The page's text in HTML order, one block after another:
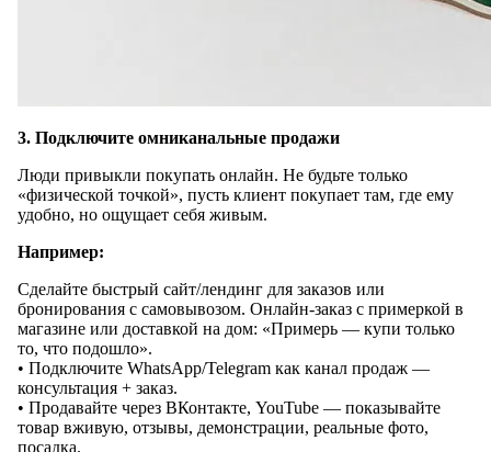
3. Подключите омниканальные продажи
Люди привыкли покупать онлайн. Не будьте только
«физической точкой», пусть клиент покупает там, где ему
удобно, но ощущает себя живым.
Например:
Сделайте быстрый сайт/лендинг для заказов или
бронирования с самовывозом. Онлайн-заказ с примеркой в
магазине или доставкой на дом: «Примерь — купи только
то, что подошло».
• Подключите WhatsApp/Telegram как канал продаж —
консультация + заказ.
• Продавайте через ВКонтакте, YouTube — показывайте
товар вживую, отзывы, демонстрации, реальные фото,
посадка.